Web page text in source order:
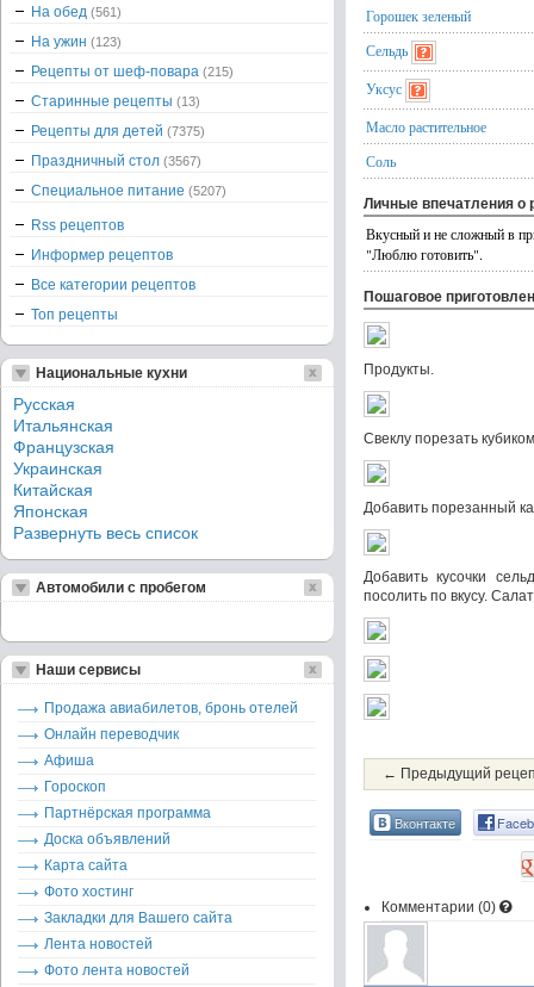
Горошек зеленый
Сельдь
Уксус
Масло растительное
Соль
Личные впечатления о
Вкусный и не сложный в
"Люблю готовить".
Пошаговое
Продукты.
Свеклу порезать
Добавить порезанный
Добавить кусочки
посолить по вкусу.
← Предыдущий
Вконтакте
Комментарии (0)
На обед (561)
На ужин (123)
Рецепты от шеф-повара (215)
Старинные рецепты (13)
Рецепты для детей (7375)
Праздничный стол (3567)
Специальное питание (5207)
Rss рецептов
Информер рецептов
Все категории рецептов
Топ рецепты
Национальные кухни
Русская
Итальянская
Французская
Украинская
Китайская
Японская
Развернуть весь список
Автомобили с пробегом
Наши сервисы
Продажа авиабилетов, бронь отелей
Онлайн переводчик
Афиша
Гороскоп
Партнёрская программа
Доска объявлений
Карта сайта
Фото хостинг
Закладки для Вашего сайта
Лента новостей
Фото лента новостей